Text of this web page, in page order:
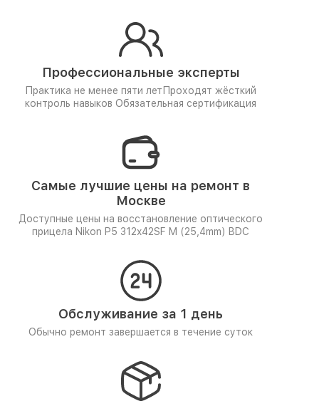
Профессиональные эксперты
Практика не менее пяти лет Проходят жёсткий
контроль навыков Обязательная сертификация
Самые лучшие цены на ремонт в
Москве
Доступные цены на восстановление оптического
прицела Nikon P5 312x42SF M (25,4mm) BDC
Обслуживание за 1 день
Обычно ремонт завершается в течение суток